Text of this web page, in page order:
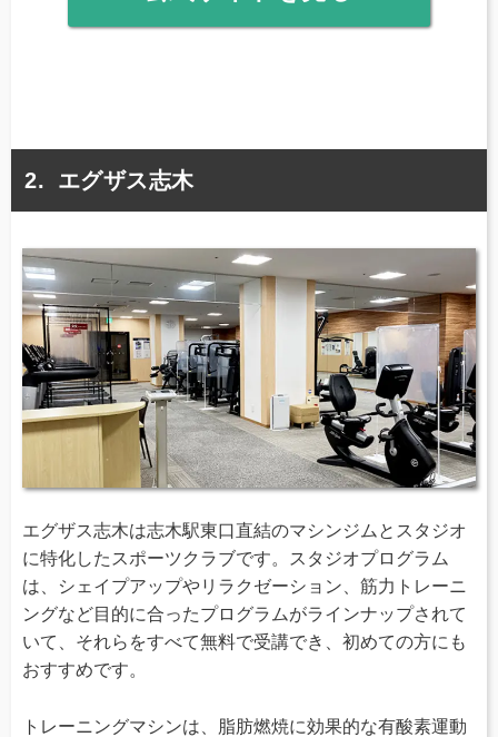
エグザス志木
エグザス志木は志木駅東口直結のマシンジムとスタジオ
に特化したスポーツクラブです。スタジオプログラム
は、シェイプアップやリラクゼーション、筋力トレーニ
ングなど目的に合ったプログラムがラインナップされて
いて、それらをすべて無料で受講でき、初めての方にも
おすすめです。
トレーニングマシンは、脂肪燃焼に効果的な有酸素運動